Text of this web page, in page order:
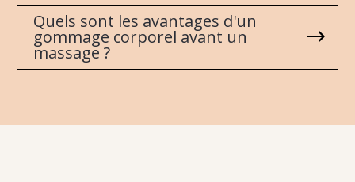
Quels sont les avantages d'un
gommage corporel avant un
massage ?